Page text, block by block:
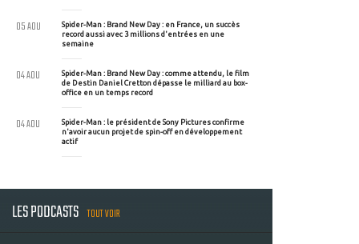
Spider-Man : Brand New Day : en France, un succès
record aussi avec 3 millions d'entrées en une
semaine
05 AOU
Spider-Man : Brand New Day : comme attendu, le film
de Destin Daniel Cretton dépasse le milliard au box-
office en un temps record
04 AOU
Spider-Man : le président de Sony Pictures confirme
n'avoir aucun projet de spin-off en développement
actif
04 AOU
LES PODCASTS TOUT VOIR